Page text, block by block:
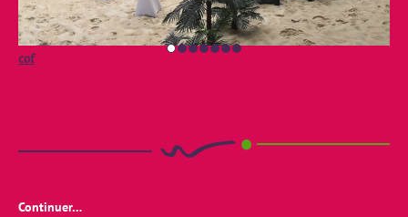
cof
Continuer…